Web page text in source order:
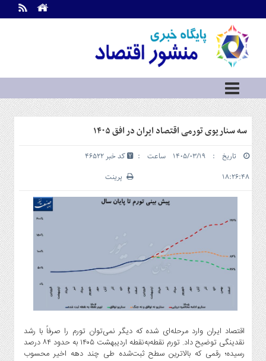
اطلاعات
تماس
ما
درباره
ما
سرویس
ها
بازار
سرمایه
و
بورس
و
شهری
گاز
و
پتروشیمی
صنعت
و
خودرو
استارت
سه سناریوی تورمی اقتصاد ایران در افق ۱۴۰۵
تاریخ : ۱۴۰۵/۰۳/۱۹ ساعت :
۱۸:۲۶:۴۸
کد خبر 46522
پرینت
اقتصاد ایران وارد مرحله‌ای شده که دیگر نمی‌توان تورم را صرفاً با رشد
نقدینگی توضیح داد. تورم نقطه‌به‌نقطه اردیبهشت ۱۴۰۵ به حدود ۸۴ درصد
رسیده؛ رقمی که بالاترین سطح ثبت‌شده طی چند دهه اخیر محسوب